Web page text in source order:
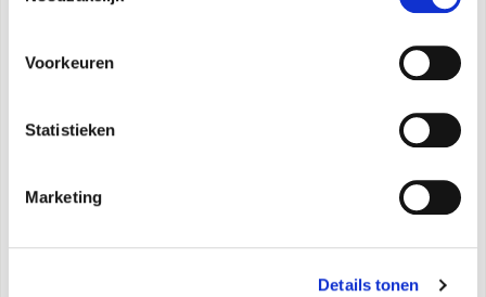
Voorkeuren
Statistieken
Marketing
Details tonen